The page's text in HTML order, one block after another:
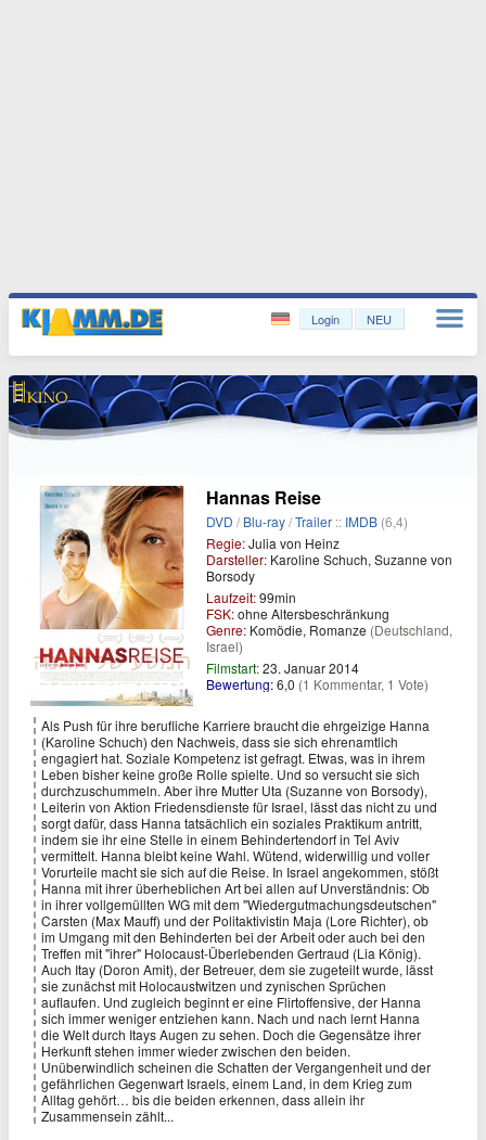
Login NEU
Hannas Reise
DVD /Blu-ray/Trailer :: IMDB (6,4)
Regie:Julia von Heinz
Darsteller: Karoline Schuch, Suzanne von
Borsody
Laufzeit:99min
FSK:ohne Altersbeschränkung
Genre: Komödie, Romanze (Deutschland,
Israel)
Filmstart:23. Januar 2014
Bewertung:6,0 (1 Kommentar, 1 Vote)
Als Push für ihre berufliche Karriere braucht die ehrgeizige Hanna
(Karoline Schuch) den Nachweis, dass sie sich ehrenamtlich
engagiert hat. Soziale Kompetenz ist gefragt. Etwas, was in ihrem
Leben bisher keine große Rolle spielte. Und so versucht sie sich
durchzuschummeln. Aber ihre Mutter Uta (Suzanne von Borsody),
Leiterin von Aktion Friedensdienste für Israel, lässt das nicht zu und
sorgt dafür, dass Hanna tatsächlich ein soziales Praktikum antritt,
indem sie ihr eine Stelle in einem Behindertendorf in Tel Aviv
vermittelt. Hanna bleibt keine Wahl. Wütend, widerwillig und voller
Vorurteile macht sie sich auf die Reise. In Israel angekommen, stößt
Hanna mit ihrer überheblichen Art bei allen auf Unverständnis: Ob
in ihrer vollgemüllten WG mit dem "Wiedergutmachungsdeutschen"
Carsten (Max Mauff) und der Politaktivistin Maja (Lore Richter), ob
im Umgang mit den Behinderten bei der Arbeit oder auch bei den
Treffen mit "ihrer" Holocaust-Überlebenden Gertraud (Lia König).
Auch Itay (Doron Amit), der Betreuer, dem sie zugeteilt wurde, lässt
sie zunächst mit Holocaustwitzen und zynischen Sprüchen
auflaufen. Und zugleich beginnt er eine Flirtoffensive, der Hanna
sich immer weniger entziehen kann. Nach und nach lernt Hanna
die Welt durch Itays Augen zu sehen. Doch die Gegensätze ihrer
Herkunft stehen immer wieder zwischen den beiden.
Unüberwindlich scheinen die Schatten der Vergangenheit und der
gefährlichen Gegenwart Israels, einem Land, in dem Krieg zum
Alltag gehört… bis die beiden erkennen, dass allein ihr
Zusammensein zählt...